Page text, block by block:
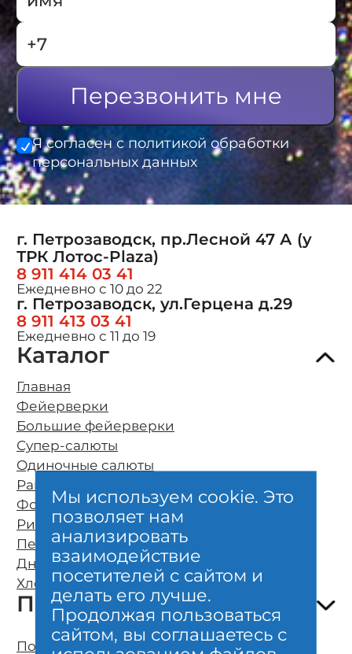
Перезвонить мне
Я согласен с политикой обработки
персональных данных
г. Петрозаводск, пр.Лесной 47 А (у
ТРК Лотос-Plaza)
8 911 414 03 41
Ежедневно с 10 до 22
г. Петрозаводск, ул.Герцена д.29
8 911 413 03 41
Ежедневно с 11 до 19
Каталог
Главная
Фейерверки
Большие фейерверки
Супер-салюты
Одиночные салюты
Ракеты
Фонтаны
Римские свечи
Петарды
Дневные фейерверки
Хлопушки и бенгальские свечи
Покупателям
О компании
Оплата и бесплатная доставка
Возврат и обмен
Безопасность
Гарантии качества
Отзывы клиентов
Полезно знать о фейерверках
Политика конфиденциальности
Мы используем cookie. Это
позволяет нам
анализировать
взаимодействие
посетителей с сайтом и
делать его лучше.
Продолжая пользоваться
сайтом, вы соглашаетесь с